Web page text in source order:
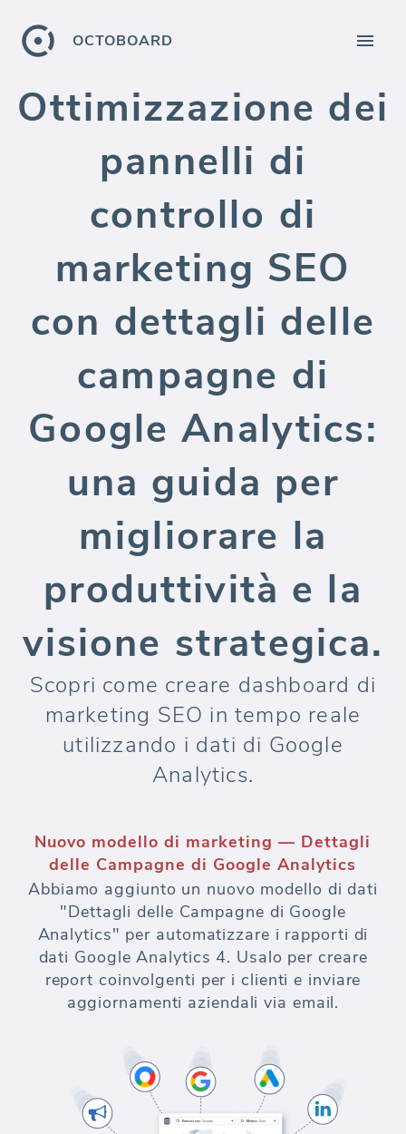
OCTOBOARD
Ottimizzazione dei
pannelli di
controllo di
marketing SEO
con dettagli delle
campagne di
Google Analytics:
una guida per
migliorare la
produttività e la
visione strategica.
Scopri come creare dashboard di
marketing SEO in tempo reale
utilizzando i dati di Google
Analytics.
Nuovo modello di marketing — Dettagli
delle Campagne di Google Analytics
Abbiamo aggiunto un nuovo modello di dati
"Dettagli delle Campagne di Google
Analytics" per automatizzare i rapporti di
dati Google Analytics 4. Usalo per creare
report coinvolgenti per i clienti e inviare
aggiornamenti aziendali via email.